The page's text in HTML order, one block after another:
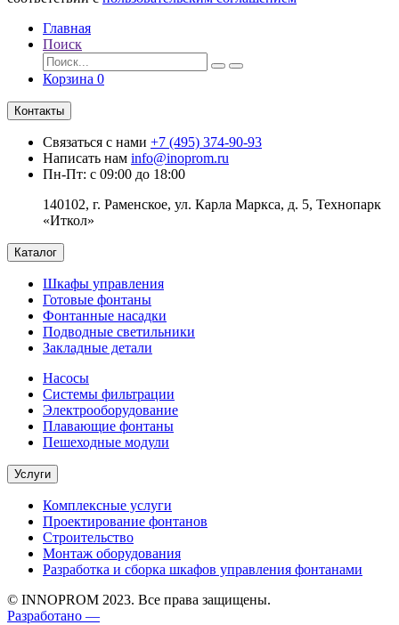
Главная
Поиск
Корзина 0
Контакты
Связаться с нами +7 (495) 374-90-93
Написать нам info@inoprom.ru
Пн-Пт: с 09:00 до 18:00
140102, г. Раменское, ул. Карла Маркса, д. 5, Технопарк
«Иткол»
Каталог
Шкафы управления
Готовые фонтаны
Фонтанные насадки
Подводные светильники
Закладные детали
Насосы
Системы фильтрации
Электрооборудование
Плавающие фонтаны
Пешеходные модули
Услуги
Комплексные услуги
Проектирование фонтанов
Строительство
Монтаж оборудования
Разработка и сборка шкафов управления фонтанами
© INNOPROM 2023. Все права защищены.
Разработано —